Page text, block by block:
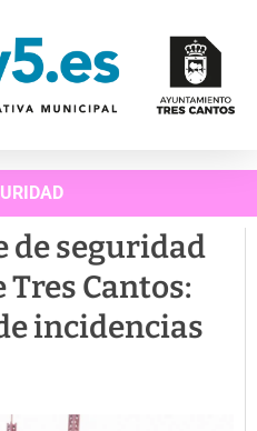
de seguridad
Tres Cantos:
incidencias